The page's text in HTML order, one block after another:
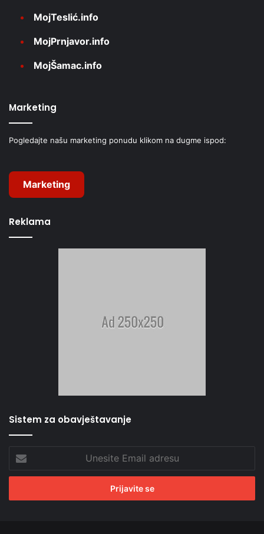
MojTeslić.info
MojPrnjavor.info
MojŠamac.info
Marketing
Pogledajte našu marketing ponudu klikom na dugme ispod:
Marketing
Reklama
Sistem za obavještavanje
Email
adresu